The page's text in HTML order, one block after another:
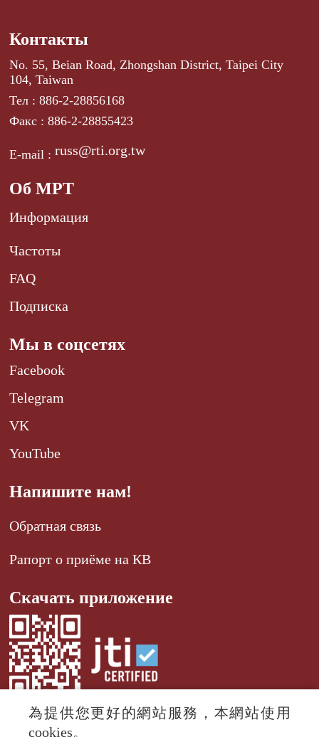
Контакты
No. 55, Beian Road, Zhongshan District, Taipei City
104, Taiwan
Тел : 886-2-28856168
Факс : 886-2-28855423
E-mail :russ@rti.org.tw
Об МРТ
Информация
Частоты
FAQ
Подписка
Мы в соцсетях
Facebook
Telegram
VK
YouTube
Напишите нам!
Обратная связь
Рапорт о приёме на КВ
Скачать приложение
為提供您更好的網站服務，本網站使用
cookies。